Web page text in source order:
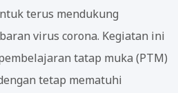
terus mendukung
virus corona. Kegiatan ini
tatap muka (PTM)
tetap mematuhi